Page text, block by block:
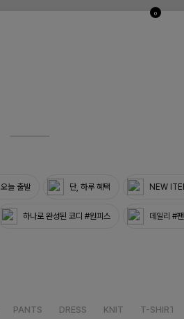
0
오늘 출발 단, 하루 혜택 NEW
하나로 완성된 코디 #원피스 데일리 #
PANTS DRESS KNIT T-SHIRT